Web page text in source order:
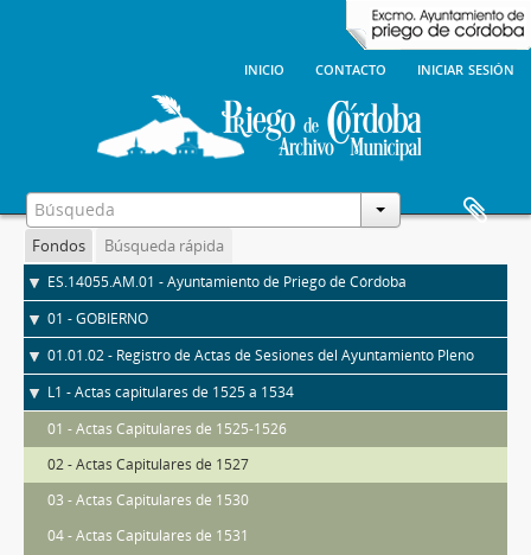
inicio contacto iniciar sesión
Fondos Búsqueda rápida
ES.14055.AM.01 - Ayuntamiento de Priego de Córdoba
01 - GOBIERNO
01.01.02 - Registro de Actas de Sesiones del Ayuntamiento Pleno
L1 - Actas capitulares de 1525 a 1534
01 - Actas Capitulares de 1525-1526
02 - Actas Capitulares de 1527
03 - Actas Capitulares de 1530
04 - Actas Capitulares de 1531